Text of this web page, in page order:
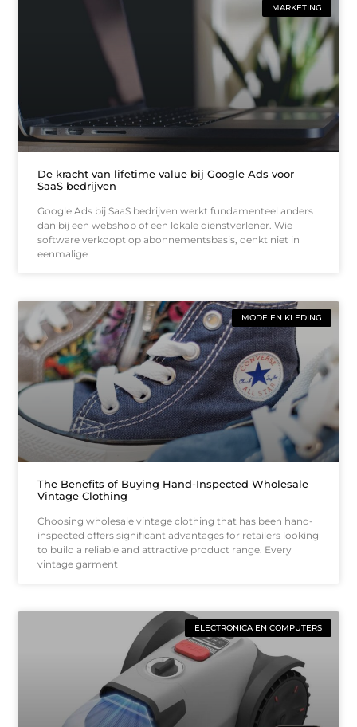
MARKETING
De kracht van lifetime value bij Google Ads voor
SaaS bedrijven
Google Ads bij SaaS bedrijven werkt fundamenteel anders
dan bij een webshop of een lokale dienstverlener. Wie
software verkoopt op abonnementsbasis, denkt niet in
eenmalige
MODE EN KLEDING
The Benefits of Buying Hand-Inspected Wholesale
Vintage Clothing
Choosing wholesale vintage clothing that has been hand-
inspected offers significant advantages for retailers looking
to build a reliable and attractive product range. Every
vintage garment
ELECTRONICA EN COMPUTERS